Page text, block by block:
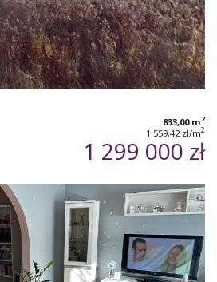
833,00 m2
1 559,42 zł/m2
1 299 000 zł